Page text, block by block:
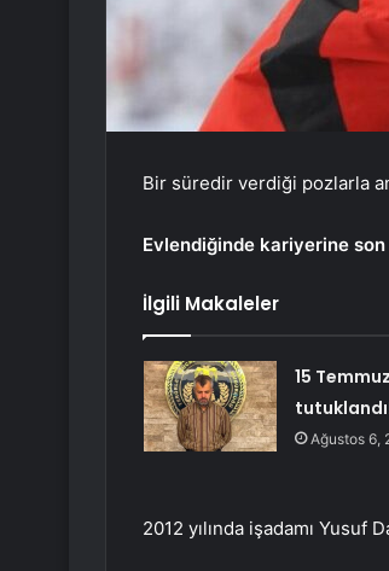
Bir süredir verdiği pozlarla
Evlendiğinde kariyerine
İlgili Makaleler
15
Ağustos 6,
2012 yılında işadamı Yusuf